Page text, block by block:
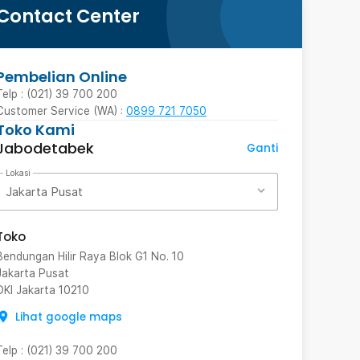
Center
Online
: (021) 39 700 200
Service (WA) : 0899 721 7050
Kami
Ganti
Lokasi
Jakarta Pusat
Hilir Raya Blok G1 No. 10
Pusat
Jakarta 10210
Lihat google maps
: (021) 39 700 200